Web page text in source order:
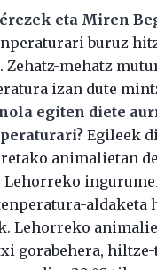
eta Miren
buruz
Zehatz-mehatz
izan dute
egiten diete
Egileek
animalietan
Lehorreko
aldaketa
Lehorreko
gorabehera,